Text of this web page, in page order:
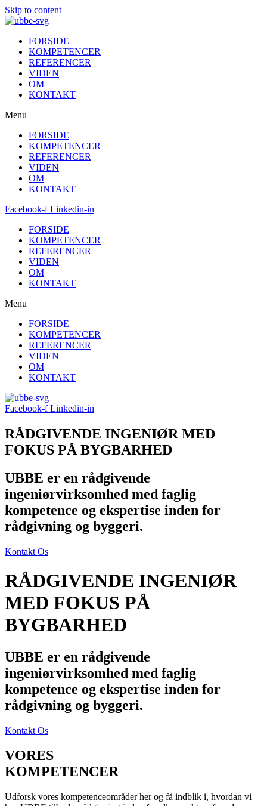
Skip to content
FORSIDE
KOMPETENCER
REFERENCER
VIDEN
OM
KONTAKT
Menu
FORSIDE
KOMPETENCER
REFERENCER
VIDEN
OM
KONTAKT
Facebook-f Linkedin-in
FORSIDE
KOMPETENCER
REFERENCER
VIDEN
OM
KONTAKT
Menu
FORSIDE
KOMPETENCER
REFERENCER
VIDEN
OM
KONTAKT
Facebook-f Linkedin-in
RÅDGIVENDE INGENIØR MED
FOKUS PÅ BYGBARHED
UBBE er en rådgivende
ingeniørvirksomhed med faglig
kompetence og ekspertise inden for
rådgivning og byggeri.​
Kontakt Os
RÅDGIVENDE INGENIØR
MED FOKUS PÅ
BYGBARHED
UBBE er en rådgivende
ingeniørvirksomhed med faglig
kompetence og ekspertise inden for
rådgivning og byggeri.​
Kontakt Os
VORES
KOMPETENCER
Udforsk vores kompetenceområder her og få indblik i, hvordan vi